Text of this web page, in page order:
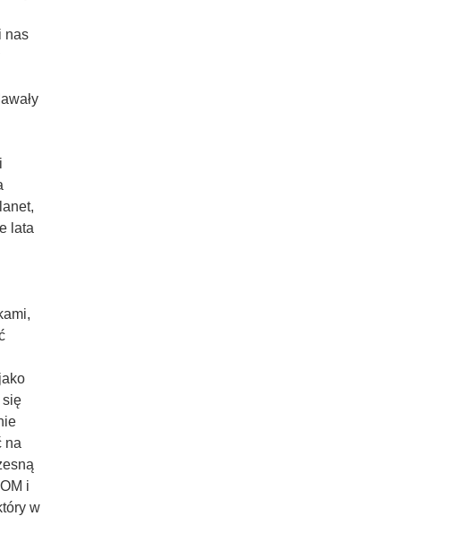
nas
lata
się
na
i
w